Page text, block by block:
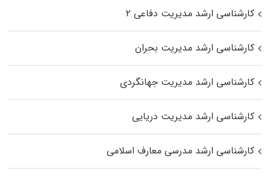
کارشناسی ارشد مدیریت دفاعی ۲
کارشناسی ارشد مدیریت بحران
کارشناسی ارشد مدیریت جهانگردی
کارشناسی ارشد مدیریت دریایی
کارشناسی ارشد مدرسی معارف اسلامی